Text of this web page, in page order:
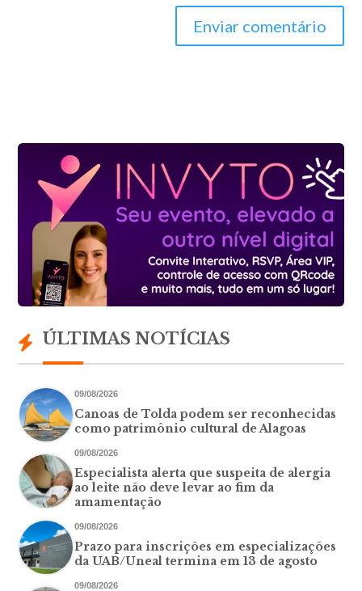
Enviar comentário
ÚLTIMAS NOTÍCIAS
09/08/2026
Canoas de Tolda podem ser reconhecidas
como patrimônio cultural de Alagoas
09/08/2026
Especialista alerta que suspeita de alergia
ao leite não deve levar ao fim da
amamentação
09/08/2026
Prazo para inscrições em especializações
da UAB/Uneal termina em 13 de agosto
09/08/2026